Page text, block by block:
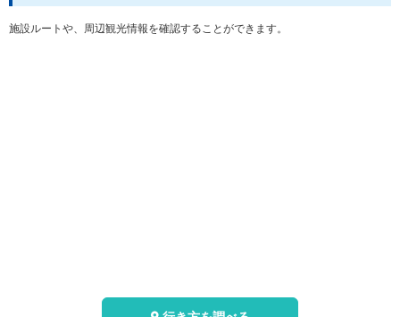
施設ルートや、周辺観光情報を確認することができます。